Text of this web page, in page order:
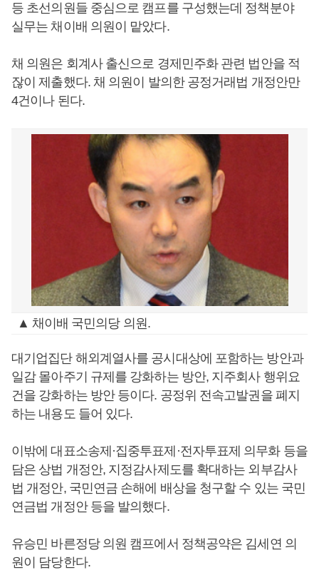
등 초선의원들 중심으로 캠프를 구성했는데 정책분야
실무는 채이배 의원이 맡았다.
채 의원은 회계사 출신으로 경제민주화 관련 법안을 적
잖이 제출했다. 채 의원이 발의한 공정거래법 개정안만
4건이나 된다.
▲ 채이배 국민의당 의원.
대기업집단 해외계열사를 공시대상에 포함하는 방안과
일감 몰아주기 규제를 강화하는 방안, 지주회사 행위요
건을 강화하는 방안 등이다. 공정위 전속고발권을 폐지
하는 내용도 들어 있다.
이밖에 대표소송제·집중투표제·전자투표제 의무화 등을
담은 상법 개정안, 지정감사제도를 확대하는 외부감사
법 개정안, 국민연금 손해에 배상을 청구할 수 있는 국민
연금법 개정안 등을 발의했다.
유승민 바른정당 의원 캠프에서 정책공약은 김세연 의
원이 담당한다.